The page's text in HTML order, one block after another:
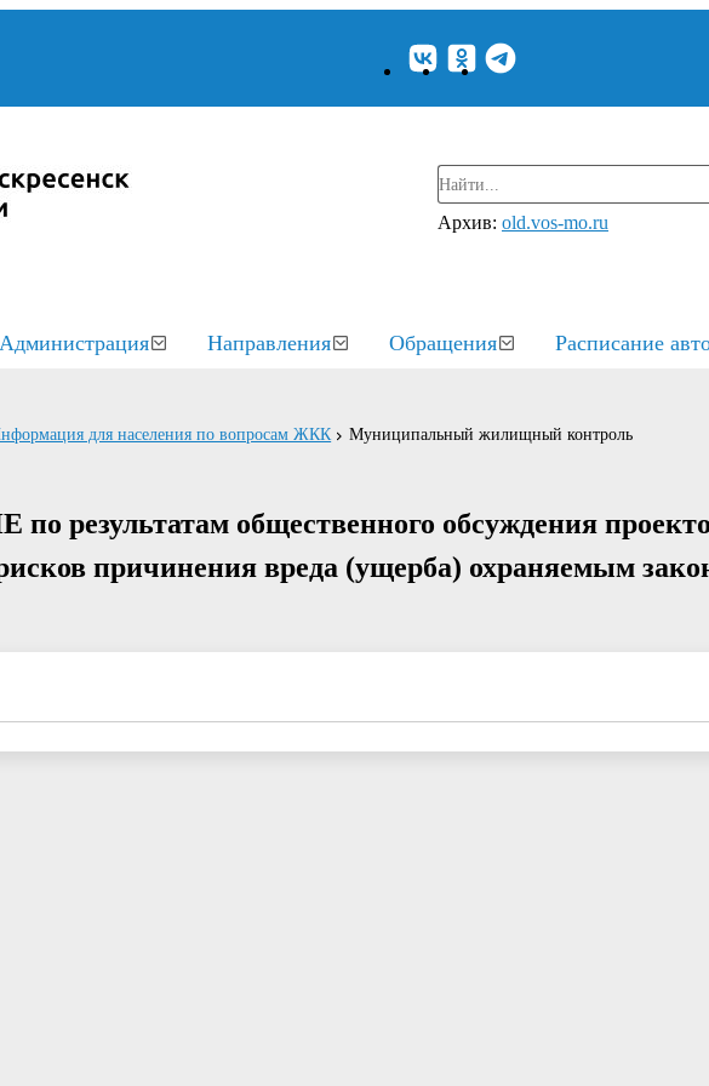
Архив: old.vos-mo.ru
Администрация Направления Обращения Расписание
для населения по вопросам ЖКК Муниципальный жилищный контроль
результатам общественного обсуждения
причинения вреда (ущерба) охраняемым